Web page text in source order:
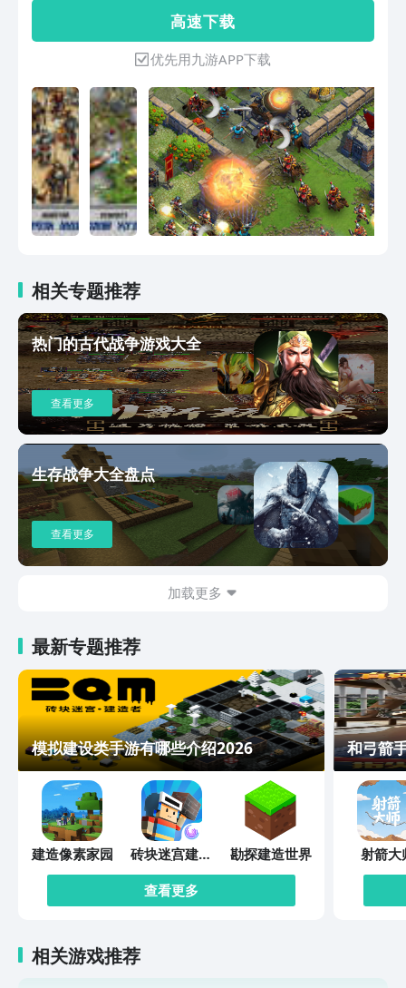
镇经营，更加真实的战争战斗，化身文明
领主，开疆扩土！ 首创团战玩法全面战
争，在世界地图上开启多样模式征伐，
50V50超大型军团作战！
高 速 下 载
优先用九游APP下载
相关专题推荐
热门的古代战争游戏大全
查看更多
生存战争大全盘点
查看更多
加载更多
最新专题推荐
模拟建设类手游有哪些介绍2026
建造像素家园 砖块迷宫建造
者
勘探建造世界
查看更多
和弓箭
射箭大
相关游戏推荐